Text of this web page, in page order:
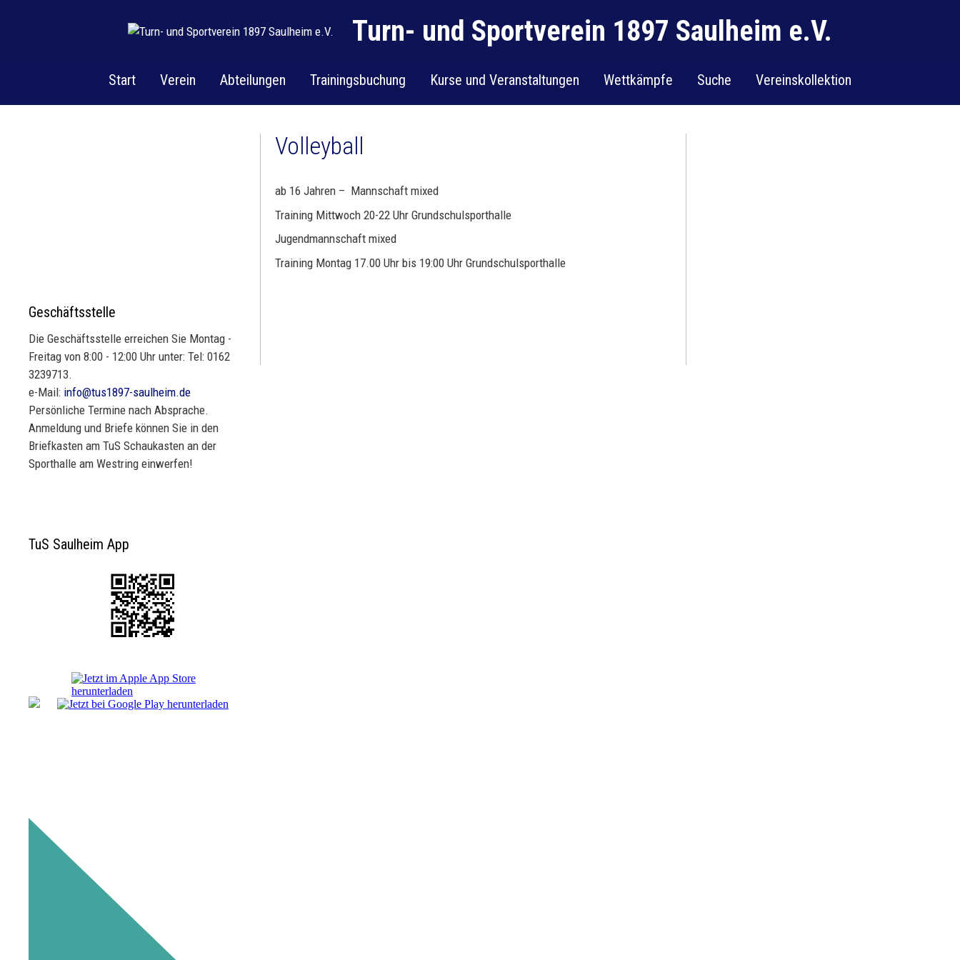
Turn- und Sportverein 1897 Saulheim e.V.
Start Verein Abteilungen Trainingsbuchung Kurse und Veranstaltungen Wettkämpfe Suche Vereinskollektion
Volleyball
ab 16 Jahren – Mannschaft mixed
Training Mittwoch 20-22 Uhr Grundschulsporthalle
Jugendmannschaft mixed
Training Montag 17.00 Uhr bis 19:00 Uhr Grundschulsporthalle
Geschäftsstelle
Die Geschäftsstelle erreichen Sie Montag -
Freitag von 8:00 - 12:00 Uhr unter: Tel: 0162
3239713.
e-Mail: info@tus1897-saulheim.de
Persönliche Termine nach Absprache.
Anmeldung und Briefe können Sie in den
Briefkasten am TuS Schaukasten an der
Sporthalle am Westring einwerfen!
TuS Saulheim App